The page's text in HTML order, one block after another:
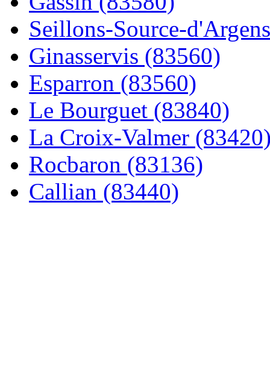
Seillons-Source-
Ginasservis (83560)
Esparron (83560)
Le Bourguet (83840)
La Croix-Valmer
Rocbaron (83136)
Callian (83440)